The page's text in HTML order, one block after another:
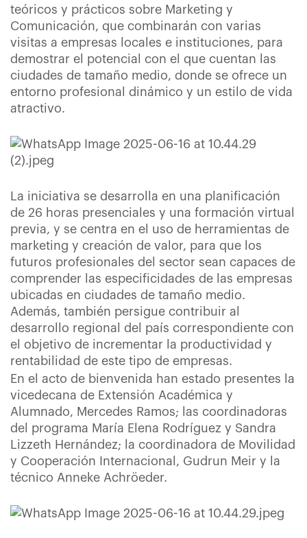
teóricos y prácticos sobre Marketing y
Comunicación, que combinarán con varias
visitas a empresas locales e instituciones, para
demostrar el potencial con el que cuentan las
ciudades de tamaño medio, donde se ofrece un
entorno profesional dinámico y un estilo de vida
atractivo.
La iniciativa se desarrolla en una planificación
de 26 horas presenciales y una formación virtual
previa, y se centra en el uso de herramientas de
marketing y creación de valor, para que los
futuros profesionales del sector sean capaces de
comprender las especificidades de las empresas
ubicadas en ciudades de tamaño medio.
Además, también persigue contribuir al
desarrollo regional del país correspondiente con
el objetivo de incrementar la productividad y
rentabilidad de este tipo de empresas.
En el acto de bienvenida han estado presentes la
vicedecana de Extensión Académica y
Alumnado, Mercedes Ramos; las coordinadoras
del programa María Elena Rodríguez y Sandra
Lizzeth Hernández; la coordinadora de Movilidad
y Cooperación Internacional, Gudrun Meir y la
técnico Anneke Achröeder.